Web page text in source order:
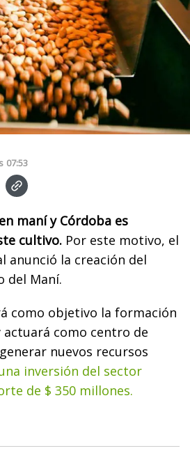
07:53
maní y Córdoba es
cultivo. Por este motivo, el
anunció la creación del
del Maní.
como objetivo la formación
como centro de
nuevos recursos
inversión del sector
de $ 350 millones.